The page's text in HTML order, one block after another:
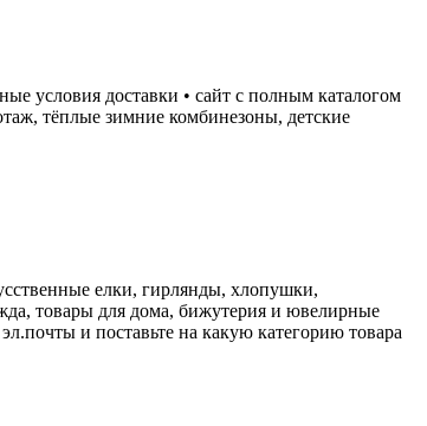
условия доставки • сайт с полным каталогом
тёплые зимние комбинезоны, детские
елки, гирлянды, хлопушки,
товары для дома, бижутерия и ювелирные
и поставьте на какую категорию товара